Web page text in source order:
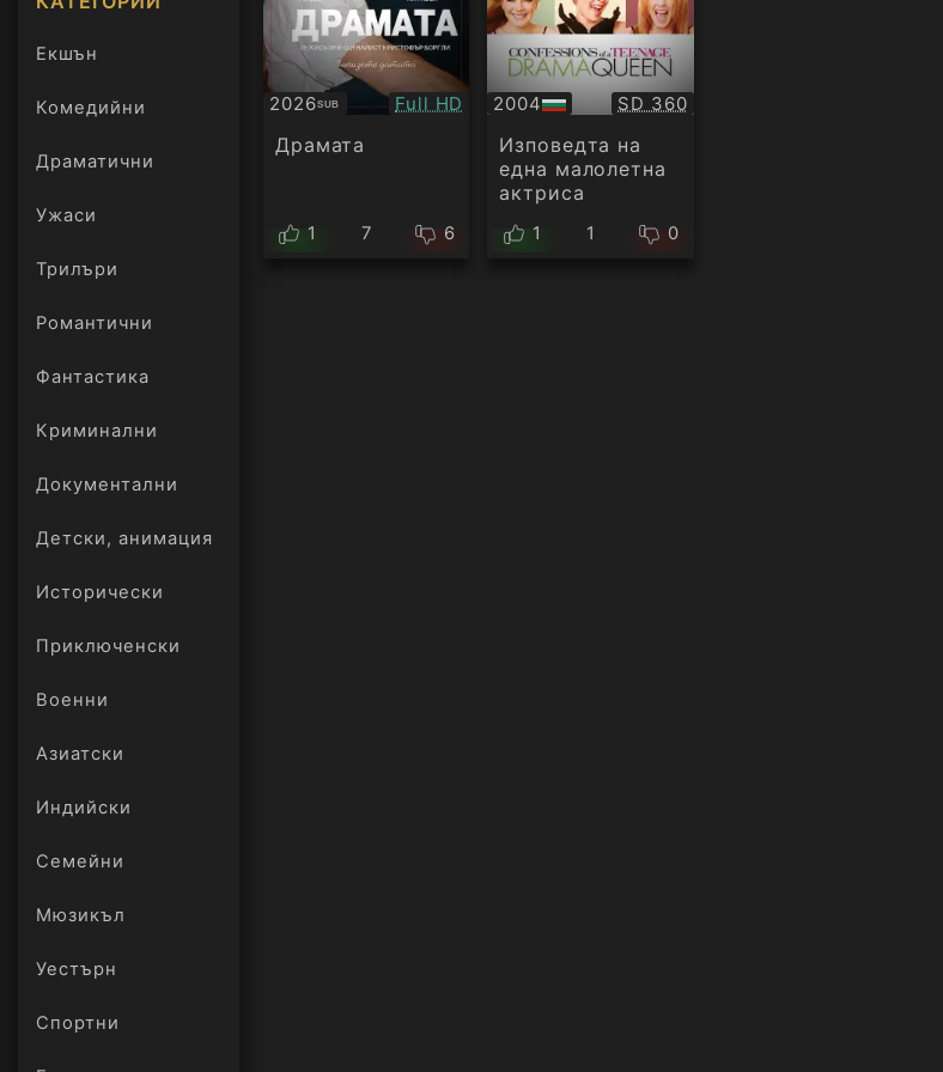
Екшън
Комедийни
Драматични
Ужаси
Трилъри
онлайн
Романтични
Фантастика
Криминални
Документални
Детски, анимация
Исторически
Приключенски
Военни
Азиатски
Индийски
Семейни
Мюзикъл
Уестърн
Спортни
2026SUB
Субтитри Качество:
Full HD
Драмата
1 7 6
2004
БГ
аудио
Качество:
SD 360
Изповедта на
една малолетна
актриса
1 1 0